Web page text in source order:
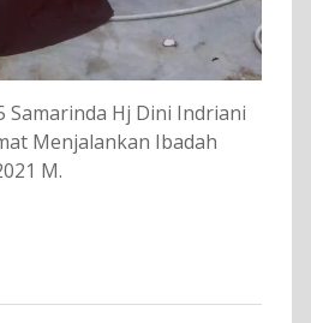
Samarinda Hj Dini Indriani
Menjalankan Ibadah
M.